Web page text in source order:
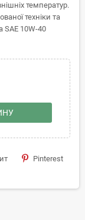
температур.
техніки та
SAE 10W-40
Pinterest